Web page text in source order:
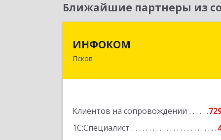
Ближайшие партнеры из
ИНФОКОМ
Псков
Клиентов на сопровождении
1С:Специалист